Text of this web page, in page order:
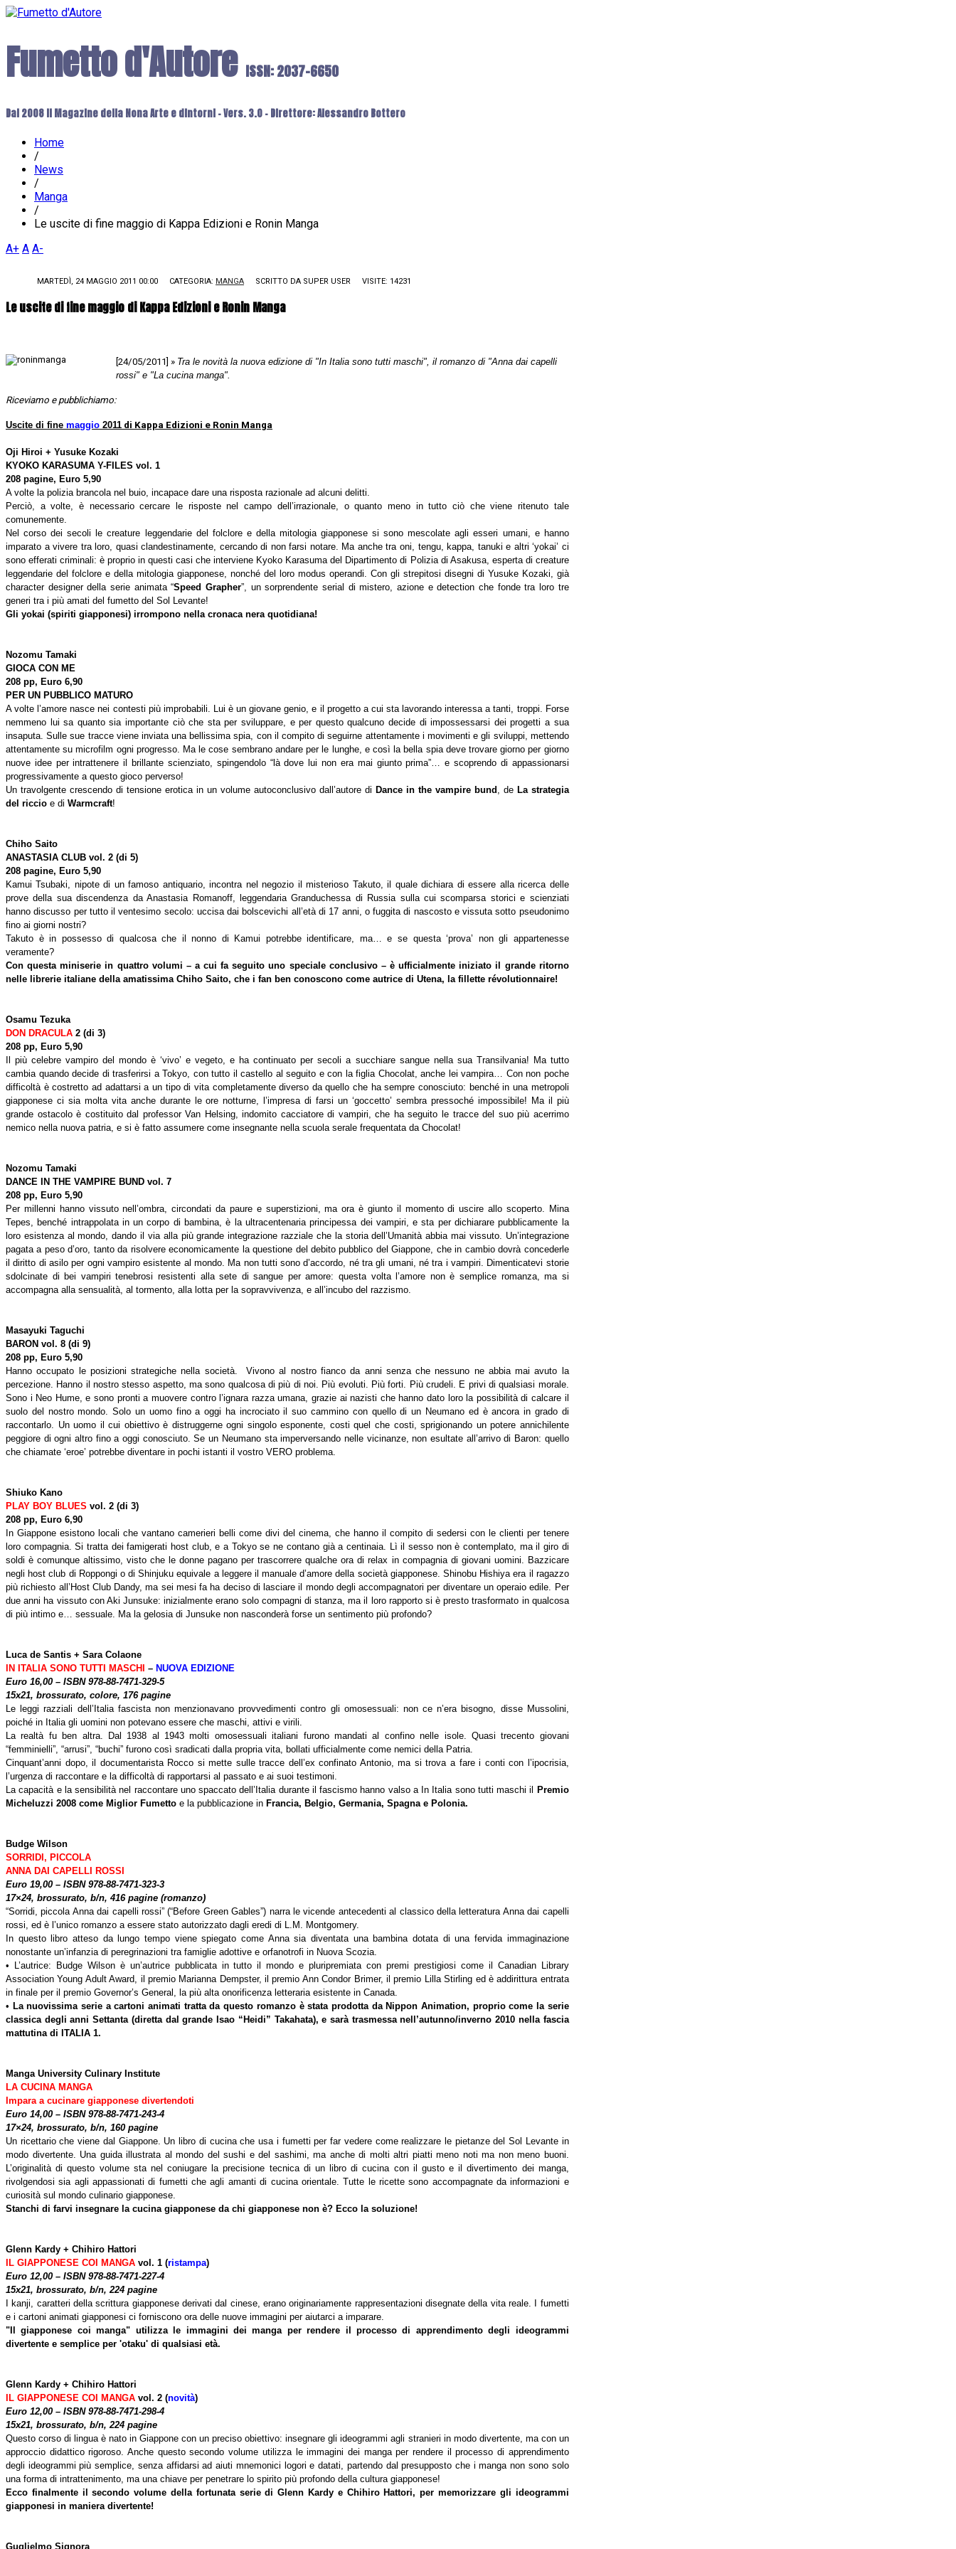
Fumetto d'Autore ISSN: 2037-6650
Dal 2008 il Magazine della Nona Arte e dintorni - Vers. 3.0 - Direttore: Alessandro Bottero
Home
/
News
/
Manga
/
Le uscite di fine maggio di Kappa Edizioni e Ronin Manga
A+ A A-
MARTEDÌ, 24 MAGGIO 2011 00:00 CATEGORIA: MANGA SCRITTO DA SUPER USER VISITE: 14231
Le uscite di fine maggio di Kappa Edizioni e Ronin Manga
[24/05/2011] » Tra le novità la nuova edizione di "In Italia sono tutti maschi", il romanzo di "Anna dai capelli
rossi" e "La cucina manga".
Riceviamo e pubblichiamo:
Uscite di fine maggio 2011 di Kappa Edizioni e Ronin Manga
Oji Hiroi + Yusuke Kozaki
KYOKO KARASUMA Y-FILES vol. 1
208 pagine, Euro 5,90
A volte la polizia brancola nel buio, incapace dare una risposta razionale ad alcuni delitti.
Perciò, a volte, è necessario cercare le risposte nel campo dell’irrazionale, o quanto meno in tutto ciò che viene ritenuto tale
comunemente.
Nel corso dei secoli le creature leggendarie del folclore e della mitologia giapponese si sono mescolate agli esseri umani, e hanno
imparato a vivere tra loro, quasi clandestinamente, cercando di non farsi notare. Ma anche tra oni, tengu, kappa, tanuki e altri ‘yokai’ ci
sono efferati criminali: è proprio in questi casi che interviene Kyoko Karasuma del Dipartimento di Polizia di Asakusa, esperta di creature
leggendarie del folclore e della mitologia giapponese, nonché del loro modus operandi. Con gli strepitosi disegni di Yusuke Kozaki, già
character designer della serie animata “Speed Grapher”, un sorprendente serial di mistero, azione e detection che fonde tra loro tre
generi tra i più amati del fumetto del Sol Levante!
Gli yokai (spiriti giapponesi) irrompono nella cronaca nera quotidiana!
Nozomu Tamaki
GIOCA CON ME
208 pp, Euro 6,90
PER UN PUBBLICO MATURO
A volte l’amore nasce nei contesti più improbabili. Lui è un giovane genio, e il progetto a cui sta lavorando interessa a tanti, troppi. Forse
nemmeno lui sa quanto sia importante ciò che sta per sviluppare, e per questo qualcuno decide di impossessarsi dei progetti a sua
insaputa. Sulle sue tracce viene inviata una bellissima spia, con il compito di seguirne attentamente i movimenti e gli sviluppi, mettendo
attentamente su microfilm ogni progresso. Ma le cose sembrano andare per le lunghe, e così la bella spia deve trovare giorno per giorno
nuove idee per intrattenere il brillante scienziato, spingendolo “là dove lui non era mai giunto prima”… e scoprendo di appassionarsi
progressivamente a questo gioco perverso!
Un travolgente crescendo di tensione erotica in un volume autoconclusivo dall’autore di Dance in the vampire bund , de La strategia
del riccio e di Warmcraft!
Chiho Saito
ANASTASIA CLUB vol. 2 (di 5)
208 pagine, Euro 5,90
Kamui Tsubaki, nipote di un famoso antiquario, incontra nel negozio il misterioso Takuto, il quale dichiara di essere alla ricerca delle
prove della sua discendenza da Anastasia Romanoff, leggendaria Granduchessa di Russia sulla cui scomparsa storici e scienziati
hanno discusso per tutto il ventesimo secolo: uccisa dai bolscevichi all’età di 17 anni, o fuggita di nascosto e vissuta sotto pseudonimo
fino ai giorni nostri?
Takuto è in possesso di qualcosa che il nonno di Kamui potrebbe identificare, ma… e se questa ‘prova’ non gli appartenesse
veramente?
Con questa miniserie in quattro volumi – a cui fa seguito uno speciale conclusivo – è ufficialmente iniziato il grande ritorno
nelle librerie italiane della amatissima Chiho Saito, che i fan ben conoscono come autrice di Utena, la fillette révolutionnaire!
Osamu Tezuka
DON DRACULA 2 (di 3)
208 pp, Euro 5,90
Il più celebre vampiro del mondo è ‘vivo’ e vegeto, e ha continuato per secoli a succhiare sangue nella sua Transilvania! Ma tutto
cambia quando decide di trasferirsi a Tokyo, con tutto il castello al seguito e con la figlia Chocolat, anche lei vampira… Con non poche
difficoltà è costretto ad adattarsi a un tipo di vita completamente diverso da quello che ha sempre conosciuto: benché in una metropoli
giapponese ci sia molta vita anche durante le ore notturne, l’impresa di farsi un ‘goccetto’ sembra pressoché impossibile! Ma il più
grande ostacolo è costituito dal professor Van Helsing, indomito cacciatore di vampiri, che ha seguito le tracce del suo più acerrimo
nemico nella nuova patria, e si è fatto assumere come insegnante nella scuola serale frequentata da Chocolat!
Nozomu Tamaki
DANCE IN THE VAMPIRE BUND vol. 7
208 pp, Euro 5,90
Per millenni hanno vissuto nell’ombra, circondati da paure e superstizioni, ma ora è giunto il momento di uscire allo scoperto. Mina
Tepes, benché intrappolata in un corpo di bambina, è la ultracentenaria principessa dei vampiri, e sta per dichiarare pubblicamente la
loro esistenza al mondo, dando il via alla più grande integrazione razziale che la storia dell’Umanità abbia mai vissuto. Un’integrazione
pagata a peso d’oro, tanto da risolvere economicamente la questione del debito pubblico del Giappone, che in cambio dovrà concederle
il diritto di asilo per ogni vampiro esistente al mondo. Ma non tutti sono d’accordo, né tra gli umani, né tra i vampiri. Dimenticatevi storie
sdolcinate di bei vampiri tenebrosi resistenti alla sete di sangue per amore: questa volta l’amore non è semplice romanza, ma si
accompagna alla sensualità, al tormento, alla lotta per la sopravvivenza, e all’incubo del razzismo.
Masayuki Taguchi
BARON vol. 8 (di 9)
208 pp, Euro 5,90
Hanno occupato le posizioni strategiche nella società. Vivono al nostro fianco da anni senza che nessuno ne abbia mai avuto la
percezione. Hanno il nostro stesso aspetto, ma sono qualcosa di più di noi. Più evoluti. Più forti. Più crudeli. E privi di qualsiasi morale.
Sono i Neo Hume, e sono pronti a muovere contro l’ignara razza umana, grazie ai nazisti che hanno dato loro la possibilità di calcare il
suolo del nostro mondo. Solo un uomo fino a oggi ha incrociato il suo cammino con quello di un Neumano ed è ancora in grado di
raccontarlo. Un uomo il cui obiettivo è distruggerne ogni singolo esponente, costi quel che costi, sprigionando un potere annichilente
peggiore di ogni altro fino a oggi conosciuto. Se un Neumano sta imperversando nelle vicinanze, non esultate all’arrivo di Baron: quello
che chiamate ‘eroe’ potrebbe diventare in pochi istanti il vostro VERO problema.
Shiuko Kano
PLAY BOY BLUES vol. 2 (di 3)
208 pp, Euro 6,90
In Giappone esistono locali che vantano camerieri belli come divi del cinema, che hanno il compito di sedersi con le clienti per tenere
loro compagnia. Si tratta dei famigerati host club, e a Tokyo se ne contano già a centinaia. Lì il sesso non è contemplato, ma il giro di
soldi è comunque altissimo, visto che le donne pagano per trascorrere qualche ora di relax in compagnia di giovani uomini. Bazzicare
negli host club di Roppongi o di Shinjuku equivale a leggere il manuale d’amore della società giapponese. Shinobu Hishiya era il ragazzo
più richiesto all’Host Club Dandy, ma sei mesi fa ha deciso di lasciare il mondo degli accompagnatori per diventare un operaio edile. Per
due anni ha vissuto con Aki Junsuke: inizialmente erano solo compagni di stanza, ma il loro rapporto si è presto trasformato in qualcosa
di più intimo e… sessuale. Ma la gelosia di Junsuke non nasconderà forse un sentimento più profondo?
Luca de Santis + Sara Colaone
IN ITALIA SONO TUTTI MASCHI
– NUOVA EDIZIONE
Euro 16,00 – ISBN 978-88-7471-329-5
15x21, brossurato, colore, 176 pagine
Le leggi razziali dell’Italia fascista non menzionavano provvedimenti contro gli omosessuali: non ce n’era bisogno, disse Mussolini,
poiché in Italia gli uomini non potevano essere che maschi, attivi e virili.
La realtà fu ben altra. Dal 1938 al 1943 molti omosessuali italiani furono mandati al confino nelle isole. Quasi trecento giovani
“femminielli”, “arrusi”, “buchi” furono così sradicati dalla propria vita, bollati ufficialmente come nemici della Patria.
Cinquant’anni dopo, il documentarista Rocco si mette sulle tracce dell’ex confinato Antonio, ma si trova a fare i conti con l’ipocrisia,
l’urgenza di raccontare e la difficoltà di rapportarsi al passato e ai suoi testimoni.
La capacità e la sensibilità nel raccontare uno spaccato dell’Italia durante il fascismo hanno valso a In Italia sono tutti maschi il
Premio
Micheluzzi 2008 come Miglior Fumetto e la pubblicazione in Francia, Belgio, Germania, Spagna e Polonia.
Budge Wilson
SORRIDI, PICCOLA
ANNA DAI CAPELLI ROSSI
Euro 19,00 – ISBN 978-88-7471-323-3
17×24, brossurato, b/n, 416 pagine (romanzo)
“Sorridi, piccola Anna dai capelli rossi” (“Before Green Gables”) narra le vicende antecedenti al classico della letteratura Anna dai capelli
rossi, ed è l’unico romanzo a essere stato autorizzato dagli eredi di L.M. Montgomery.
In questo libro atteso da lungo tempo viene spiegato come Anna sia diventata una bambina dotata di una fervida immaginazione
nonostante un’infanzia di peregrinazioni tra famiglie adottive e orfanotrofi in Nuova Scozia.
• L’autrice: Budge Wilson è un’autrice pubblicata in tutto il mondo e pluripremiata con premi prestigiosi come il Canadian Library
Association Young Adult Award, il premio Marianna Dempster, il premio Ann Condor Brimer, il premio Lilla Stirling ed è addirittura entrata
in finale per il premio Governor’s General, la più alta onorificenza letteraria esistente in Canada.
• La nuovissima serie a cartoni animati tratta da questo romanzo è stata prodotta da Nippon Animation, proprio come la serie
classica degli anni Settanta (diretta dal grande Isao “Heidi” Takahata), e sarà trasmessa nell’autunno/inverno 2010 nella fascia
mattutina di ITALIA 1.
Manga University Culinary Institute
LA CUCINA MANGA
Impara a cucinare giapponese divertendoti
Euro 14,00 – ISBN 978-88-7471-243-4
17×24, brossurato, b/n, 160 pagine
Un ricettario che viene dal Giappone. Un libro di cucina che usa i fumetti per far vedere come realizzare le pietanze del Sol Levante in
modo divertente. Una guida illustrata al mondo del sushi e del sashimi, ma anche di molti altri piatti meno noti ma non meno buoni.
L’originalità di questo volume sta nel coniugare la precisione tecnica di un libro di cucina con il gusto e il divertimento dei manga,
rivolgendosi sia agli appassionati di fumetti che agli amanti di cucina orientale. Tutte le ricette sono accompagnate da informazioni e
curiosità sul mondo culinario giapponese.
Stanchi di farvi insegnare la cucina giapponese da chi giapponese non è? Ecco la soluzione!
Glenn Kardy + Chihiro Hattori
IL GIAPPONESE COI MANGA vol. 1 (ristampa)
Euro 12,00 – ISBN 978-88-7471-227-4
15x21, brossurato, b/n, 224 pagine
I kanji, caratteri della scrittura giapponese derivati dal cinese, erano originariamente rappresentazioni disegnate della vita reale. I fumetti
e i cartoni animati giapponesi ci forniscono ora delle nuove immagini per aiutarci a imparare.
"Il giapponese coi manga" utilizza le immagini dei manga per rendere il processo di apprendimento degli ideogrammi
divertente e semplice per 'otaku' di qualsiasi età.
Glenn Kardy + Chihiro Hattori
IL GIAPPONESE COI MANGA vol. 2 (novità)
Euro 12,00 – ISBN 978-88-7471-298-4
15x21, brossurato, b/n, 224 pagine
Questo corso di lingua è nato in Giappone con un preciso obiettivo: insegnare gli ideogrammi agli stranieri in modo divertente, ma con un
approccio didattico rigoroso. Anche questo secondo volume utilizza le immagini dei manga per rendere il processo di apprendimento
degli ideogrammi più semplice, senza affidarsi ad aiuti mnemonici logori e datati, partendo dal presupposto che i manga non sono solo
una forma di intrattenimento, ma una chiave per penetrare lo spirito più profondo della cultura giapponese!
Ecco finalmente il secondo volume della fortunata serie di Glenn Kardy e Chihiro Hattori, per memorizzare gli ideogrammi
giapponesi in maniera divertente!
Guglielmo Signora